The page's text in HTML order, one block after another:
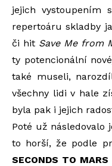
jejich vystoupením
repertoáru skladby
či hit Save Me from
ty potencionální
také museli,
všechny lidi v hale
byla pak i jejich
Poté už následovalo
to horší, že podle
SECONDS TO MARS